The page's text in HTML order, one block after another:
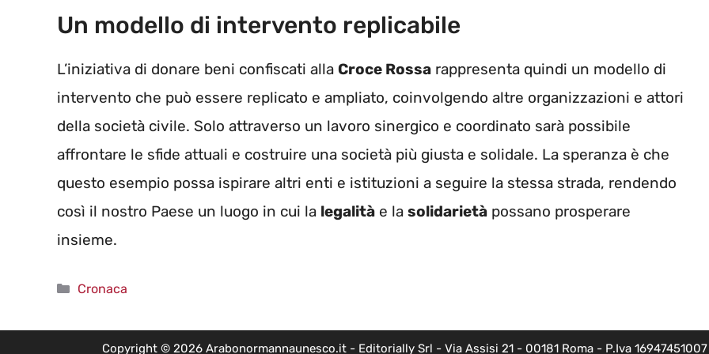
Un modello di intervento replicabile
L’iniziativa di donare beni confiscati alla Croce Rossa rappresenta quindi un modello di
intervento che può essere replicato e ampliato, coinvolgendo altre organizzazioni e attori
della società civile. Solo attraverso un lavoro sinergico e coordinato sarà possibile
affrontare le sfide attuali e costruire una società più giusta e solidale. La speranza è che
questo esempio possa ispirare altri enti e istituzioni a seguire la stessa strada, rendendo
così il nostro Paese un luogo in cui la legalità e la solidarietà possano prosperare
insieme.
Categorie
Cronaca
Copyright © 2026 Arabonormannaunesco.it - Editorially Srl - Via Assisi 21 - 00181 Roma - P.Iva